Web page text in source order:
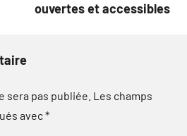
ouvertes et accessibles
sera pas publiée. Les champs
avec*